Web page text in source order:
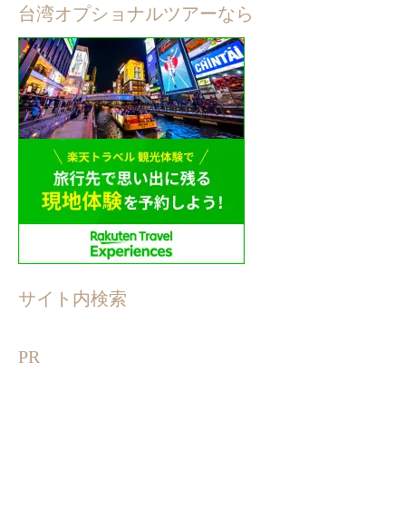
台湾オプショナルツアーなら
サイト内検索
PR